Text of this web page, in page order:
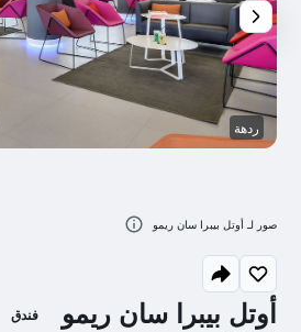
أوتل بيبرا سان ريمو فندق
ردهة
صور لـ أوتل بيبرا سان ريمو